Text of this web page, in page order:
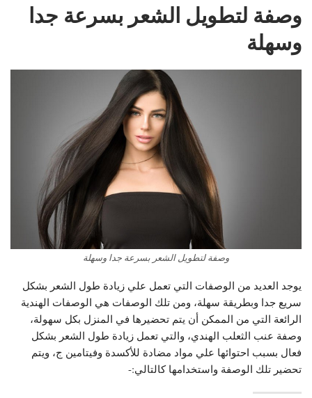
وصفة لتطويل الشعر بسرعة جدا
وسهلة
وصفة لتطويل الشعر بسرعة جدا وسهلة
يوجد العديد من الوصفات التي تعمل علي زيادة طول الشعر بشكل
سريع جدا وبطريقة سهلة، ومن تلك الوصفات هي الوصفات الهندية
الرائعة التي من الممكن أن يتم تحضيرها في المنزل بكل سهولة،
وصفة عنب الثعلب الهندي، والتي تعمل زيادة طول الشعر بشكل
فعال بسبب احتوائها علي مواد مضادة للأكسدة وفيتامين ج، ويتم
تحضير تلك الوصفة واستخدامها كالتالي:-